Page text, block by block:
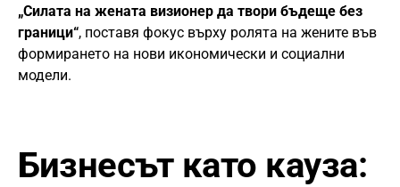
„Силата на жената визионер да твори бъдеще без
граници“, поставя фокус върху ролята на жените във
формирането на нови икономически и социални
модели.
Бизнесът като кауза: